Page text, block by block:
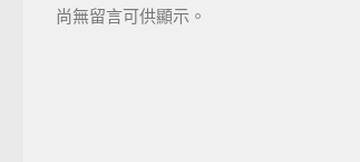
尚無留言可供顯示。